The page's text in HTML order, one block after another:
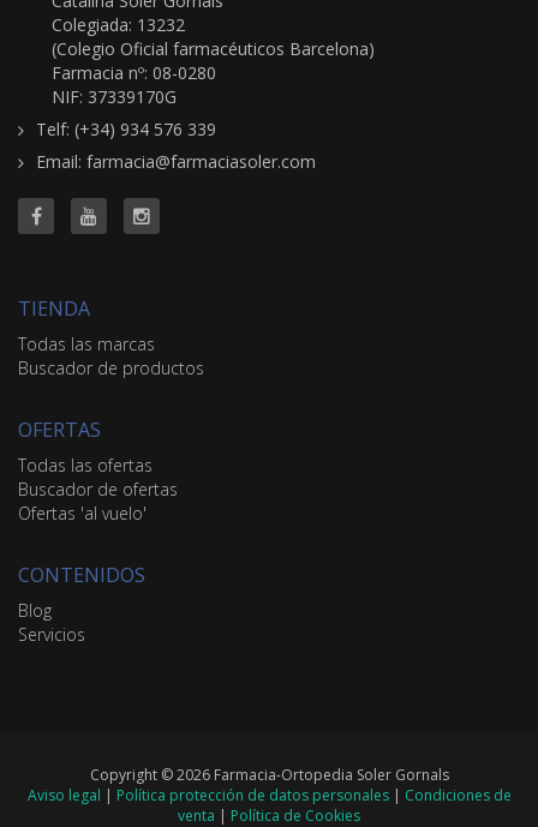
Colegiada: 13232
(Colegio Oficial farmacéuticos Barcelona)
Farmacia nº: 08-0280
NIF: 37339170G
Telf: (+34) 934 576 339
Email: farmacia@farmaciasoler.com
TIENDA
Todas las marcas
Buscador de productos
OFERTAS
Todas las ofertas
Buscador de ofertas
Ofertas 'al vuelo'
CONTENIDOS
Blog
Servicios
Copyright © 2026 Farmacia-Ortopedia Soler Gornals
Aviso legal | Política protección de datos personales| Condiciones de
venta | Política de Cookies